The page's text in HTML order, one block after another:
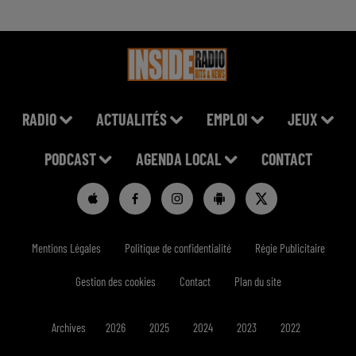
RADIO ACTUALITÉS EMPLOI JEUX
PODCAST AGENDA LOCAL CONTACT
Mentions Légales Politique de confidentialité Régie Publicitaire
Gestion des cookies Contact Plan du site
Archives 2026 2025 2024 2023 2022